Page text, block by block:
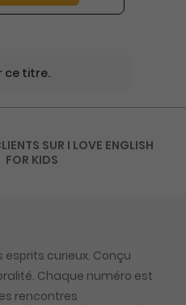
ce titre.
esprits curieux. Conçu
Chaque numéro est
rencontres
SUR I LOVE ENGLISH
FOR KIDS